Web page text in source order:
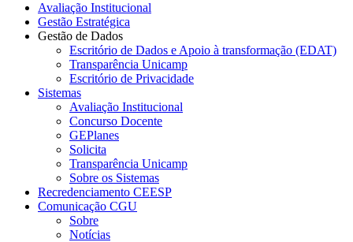
Avaliação Institucional
Gestão Estratégica
Gestão de Dados
Escritório de Dados e Apoio à transformação (EDAT)
Transparência Unicamp
Escritório de Privacidade
Sistemas
Avaliação Institucional
Concurso Docente
GEPlanes
Solicita
Transparência Unicamp
Sobre os Sistemas
Recredenciamento CEESP
Comunicação CGU
Sobre
Notícias